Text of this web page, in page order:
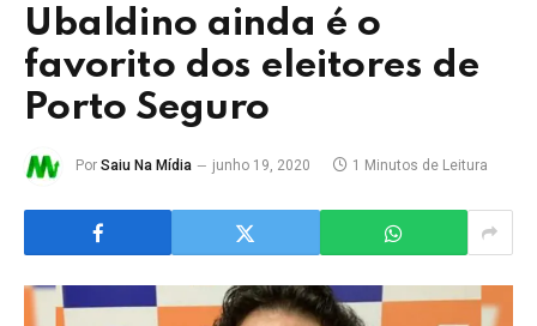
Ubaldino ainda é o
favorito dos eleitores de
Porto Seguro
Por Saiu Na Mídia junho 19, 2020 1 Minutos de Leitura